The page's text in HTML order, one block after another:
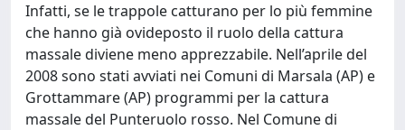
Infatti, se le trappole catturano per lo più femmine
che hanno già ovideposto il ruolo della cattura
massale diviene meno apprezzabile. Nell’aprile del
2008 sono stati avviati nei Comuni di Marsala (AP) e
Grottammare (AP) programmi per la cattura
massale del Punteruolo rosso. Nel Comune di